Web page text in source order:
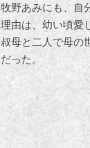
牧野あみにも、自
理由は、幼い頃愛
叔母と二人で母の
だった。